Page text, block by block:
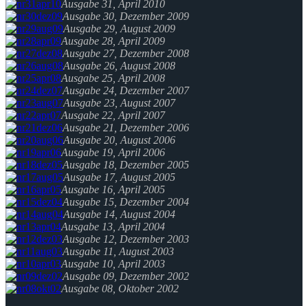
Ausgabe 31, April 2010
Ausgabe 30, Dezember 2009
Ausgabe 29, August 2009
Ausgabe 28, April 2009
Ausgabe 27, Dezember 2008
Ausgabe 26, August 2008
Ausgabe 25, April 2008
Ausgabe 24, Dezember 2007
Ausgabe 23, August 2007
Ausgabe 22, April 2007
Ausgabe 21, Dezember 2006
Ausgabe 20, August 2006
Ausgabe 19, April 2006
Ausgabe 18, Dezember 2005
Ausgabe 17, August 2005
Ausgabe 16, April 2005
Ausgabe 15, Dezember 2004
Ausgabe 14, August 2004
Ausgabe 13, April 2004
Ausgabe 12, Dezember 2003
Ausgabe 11, August 2003
Ausgabe 10, April 2003
Ausgabe 09, Dezember 2002
Ausgabe 08, Oktober 2002